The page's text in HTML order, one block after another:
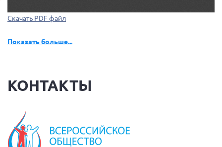
Скачать PDF файл
Показать больше...
КОНТАКТЫ